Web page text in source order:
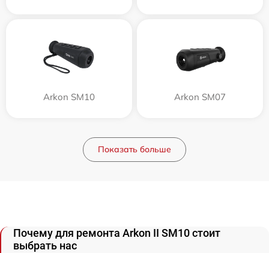
Arkon SM10 Arkon SM07
Показать больше
Почему для ремонта Arkon II SM10 стоит
выбрать нас